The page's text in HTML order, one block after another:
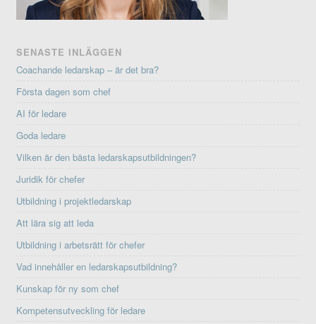
SENASTE INLÄGGEN
Coachande ledarskap – är det bra?
Första dagen som chef
AI för ledare
Goda ledare
Vilken är den bästa ledarskapsutbildningen?
Juridik för chefer
Utbildning i projektledarskap
Att lära sig att leda
Utbildning i arbetsrätt för chefer
Vad innehåller en ledarskapsutbildning?
Kunskap för ny som chef
Kompetensutveckling för ledare